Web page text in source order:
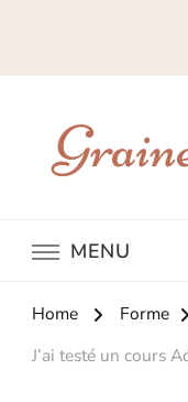
MENU
Home
Forme
J’ai testé un cours